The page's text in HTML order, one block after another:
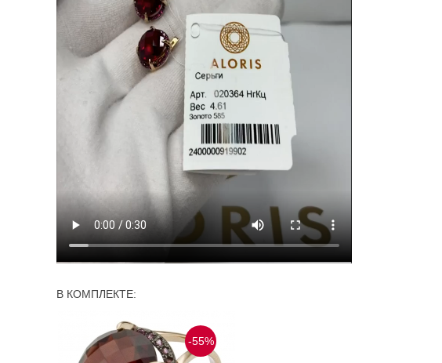
В КОМПЛЕКТЕ:
-55%